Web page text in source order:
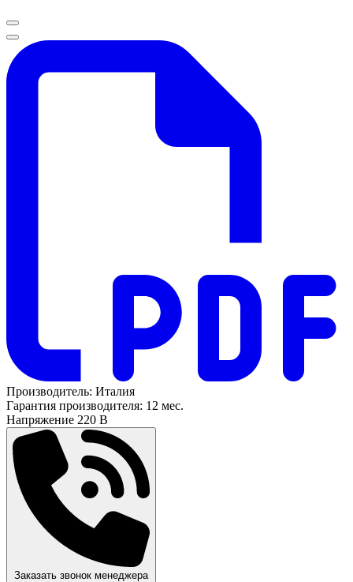
Производитель: Италия
Гарантия производителя: 12 мес.
Напряжение 220 В
Заказать звонок менеджера